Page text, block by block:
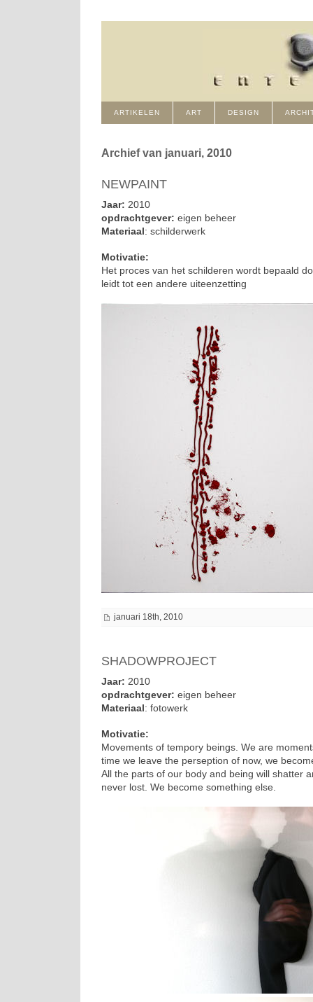
ARTIKELEN ART DESIGN
Archief van januari, 2010
NEWPAINT
Jaar: 2010
opdrachtgever: eigen beheer
Materiaal : schilderwerk
Motivatie:
Het proces van het schilderen wordt bepaald
leidt tot een andere uiteenzetting
januari 18th, 2010
SHADOWPROJECT
Jaar: 2010
opdrachtgever: eigen beheer
Materiaal : fotowerk
Motivatie:
Movements of tempory beings. We are
time we leave the perseption of now, we
All the parts of our body and being will shatter
never lost. We become something else.